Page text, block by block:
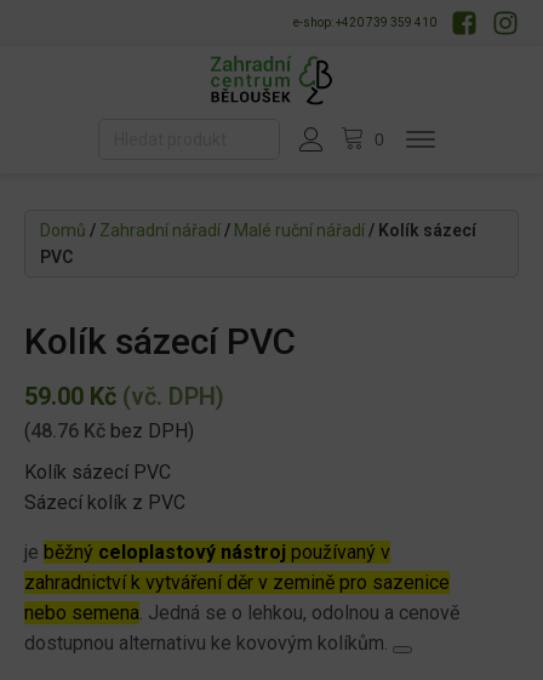
e-shop: +420 739 359 410
Domů / Zahradní nářadí/ Malé ruční nářadí/ Kolík sázecí
PVC
Kolík sázecí PVC
59.00 Kč (vč. DPH)
(48.76 Kč bez DPH)
Kolík sázecí PVC
Sázecí kolík z PVC
je běžný celoplastový nástroj používaný v
zahradnictví k vytváření děr v zemině pro sazenice
nebo semena. Jedná se o lehkou, odolnou a cenově
dostupnou alternativu ke kovovým kolíkům.